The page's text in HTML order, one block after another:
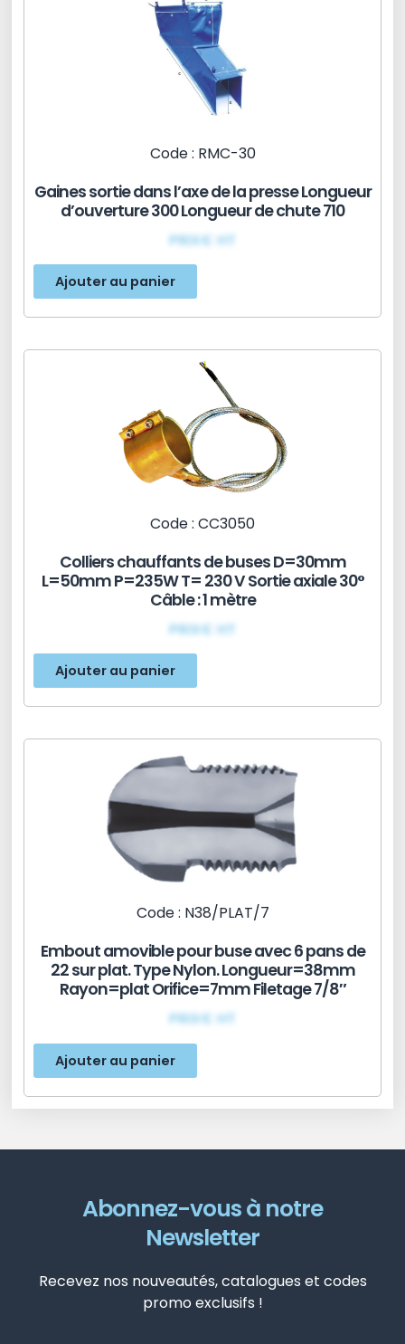
Code : RMC-30
Gaines sortie dans l’axe de la presse Longueur
d’ouverture 300 Longueur de chute 710
PRIX€ HT
Ajouter au panier
Code : CC3050
Colliers chauffants de buses D=30mm
L=50mm P=235W T= 230 V Sortie axiale 30°
Câble : 1 mètre
PRIX€ HT
Ajouter au panier
Code : N38/PLAT/7
Embout amovible pour buse avec 6 pans de
22 sur plat. Type Nylon. Longueur=38mm
Rayon=plat Orifice=7mm Filetage 7/8″
PRIX€ HT
Ajouter au panier
Abonnez-vous à notre
Newsletter
Recevez nos nouveautés, catalogues et codes
promo exclusifs !